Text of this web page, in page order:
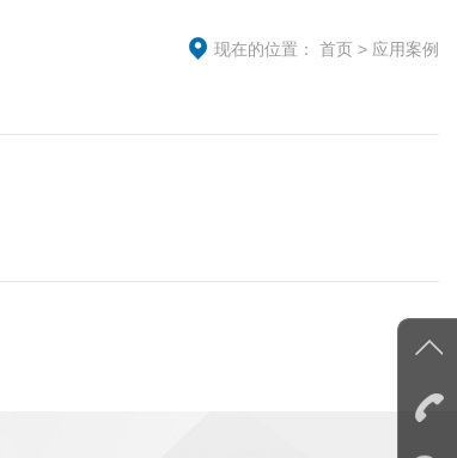
现在的位置： 首页 > 应用案例